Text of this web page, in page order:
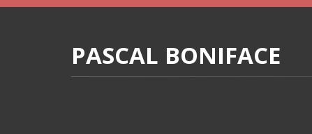
PASCAL BONIFACE